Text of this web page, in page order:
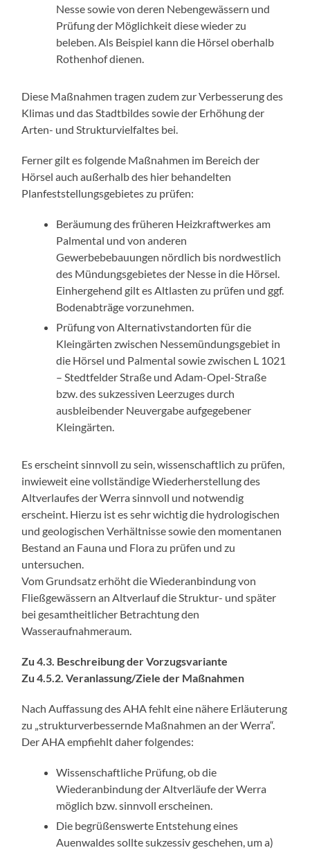
Nesse sowie von deren Nebengewässern und
Prüfung der Möglichkeit diese wieder zu
beleben. Als Beispiel kann die Hörsel oberhalb
Rothenhof dienen.
Diese Maßnahmen tragen zudem zur Verbesserung des
Klimas und das Stadtbildes sowie der Erhöhung der
Arten- und Strukturvielfaltes bei.
Ferner gilt es folgende Maßnahmen im Bereich der
Hörsel auch außerhalb des hier behandelten
Planfeststellungsgebietes zu prüfen:
Beräumung des früheren Heizkraftwerkes am
Palmental und von anderen
Gewerbebebauungen nördlich bis nordwestlich
des Mündungsgebietes der Nesse in die Hörsel.
Einhergehend gilt es Altlasten zu prüfen und ggf.
Bodenabträge vorzunehmen.
Prüfung von Alternativstandorten für die
Kleingärten zwischen Nessemündungsgebiet in
die Hörsel und Palmental sowie zwischen L 1021
– Stedtfelder Straße und Adam-Opel-Straße
bzw. des sukzessiven Leerzuges durch
ausbleibender Neuvergabe aufgegebener
Kleingärten.
Es erscheint sinnvoll zu sein, wissenschaftlich zu prüfen,
inwieweit eine vollständige Wiederherstellung des
Altverlaufes der Werra sinnvoll und notwendig
erscheint. Hierzu ist es sehr wichtig die hydrologischen
und geologischen Verhältnisse sowie den momentanen
Bestand an Fauna und Flora zu prüfen und zu
untersuchen.
Vom Grundsatz erhöht die Wiederanbindung von
Fließgewässern an Altverlauf die Struktur- und später
bei gesamtheitlicher Betrachtung den
Wasseraufnahmeraum.
Zu 4.3. Beschreibung der Vorzugsvariante
Zu 4.5.2. Veranlassung/Ziele der Maßnahmen
Nach Auffassung des AHA fehlt eine nähere Erläuterung
zu „strukturverbessernde Maßnahmen an der Werra“.
Der AHA empfiehlt daher folgendes:
Wissenschaftliche Prüfung, ob die
Wiederanbindung der Altverläufe der Werra
möglich bzw. sinnvoll erscheinen.
Die begrüßenswerte Entstehung eines
Auenwaldes sollte sukzessiv geschehen, um a)